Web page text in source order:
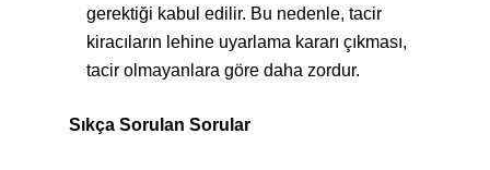
gerektiği kabul edilir. Bu nedenle, tacir
kiracıların lehine uyarlama kararı çıkması,
tacir olmayanlara göre daha zordur.
Sıkça Sorulan Sorular